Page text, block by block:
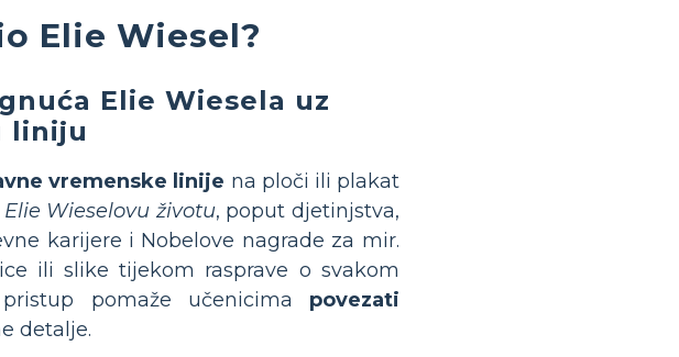
Elie Wiesel?
Elie Wiesela uz
liniju
vremenske linije na ploči ili plakat
Elie Wieselovu životu, poput djetinjstva,
karijere i Nobelove nagrade za mir.
ili slike tijekom rasprave o svakom
pomaže učenicima povezati
detalje.